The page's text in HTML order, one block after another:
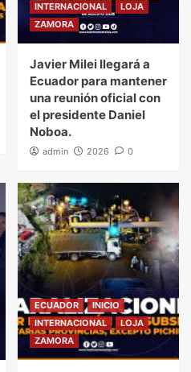
INTERNACIONAL
LOJA
ZAMORA
Javier Milei llegará a
Ecuador para mantener
una reunión oficial con
el presidente Daniel
Noboa.
admin 2026 0
ECUADOR
INICIO
INTERNACIONAL
LOJA
ZAMORA